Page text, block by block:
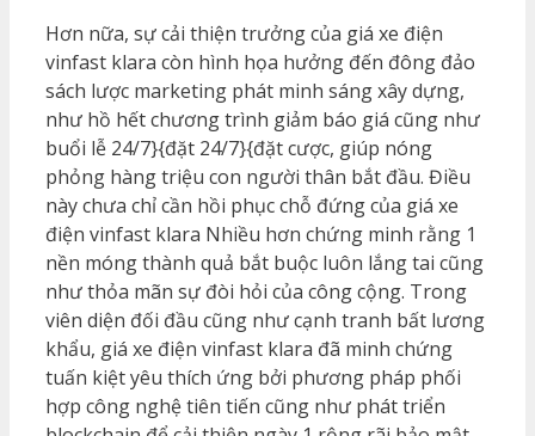
Hơn nữa, sự cải thiện trưởng của giá xe điện
vinfast klara còn hình họa hưởng đến đông đảo
sách lược marketing phát minh sáng xây dựng,
như hồ hết chương trình giảm báo giá cũng như
buổi lễ 24/7}{đặt 24/7}{đặt cược, giúp nóng
phỏng hàng triệu con người thân bắt đầu. Điều
này chưa chỉ cần hồi phục chỗ đứng của giá xe
điện vinfast klara Nhiều hơn chứng minh rằng 1
nền móng thành quả bắt buộc luôn lắng tai cũng
như thỏa mãn sự đòi hỏi của công cộng. Trong
viên diện đối đầu cũng như cạnh tranh bất lương
khẩu, giá xe điện vinfast klara đã minh chứng
tuấn kiệt yêu thích ứng bởi phương pháp phối
hợp công nghệ tiên tiến cũng như phát triển